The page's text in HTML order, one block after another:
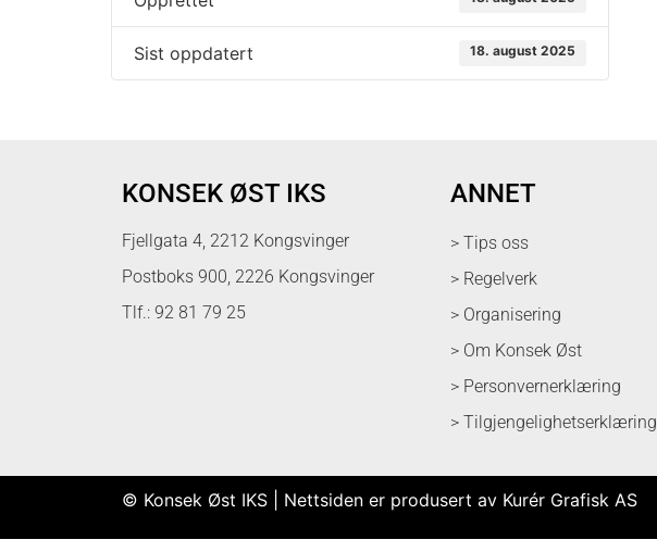
Sist oppdatert 18. august 2025
KONSEK ØST IKS
Fjellgata 4, 2212 Kongsvinger
Postboks 900, 2226 Kongsvinger
Tlf.: 92 81 79 25
ANNET
> Tips oss
> Regelverk
> Organisering
> Om Konsek Øst
> Personvernerklæring
> Tilgjengelighetserklæring
© Konsek Øst IKS | Nettsiden er produsert av Kurér Grafisk AS